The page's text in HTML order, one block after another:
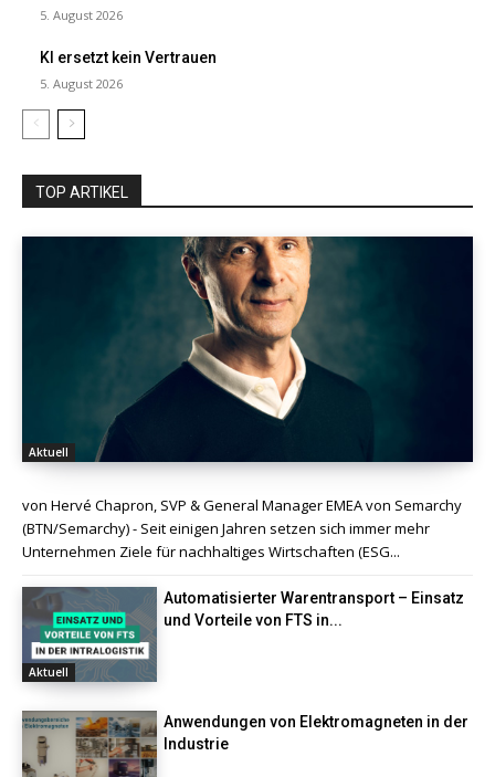
5. August 2026
KI ersetzt kein Vertrauen
5. August 2026
TOP ARTIKEL
Aktuell
von Hervé Chapron, SVP & General Manager EMEA von Semarchy
(BTN/Semarchy) - Seit einigen Jahren setzen sich immer mehr
Unternehmen Ziele für nachhaltiges Wirtschaften (ESG...
Aktuell
Automatisierter Warentransport – Einsatz
und Vorteile von FTS in...
Anwendungen von Elektromagneten in der
Industrie